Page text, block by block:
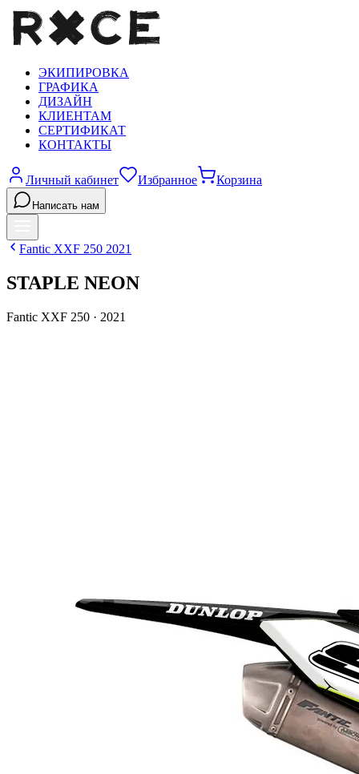
ЭКИПИРОВКА
ГРАФИКА
ДИЗАЙН
КЛИЕНТАМ
СЕРТИФИКАТ
КОНТАКТЫ
Личный кабинет Избранное Корзина
Написать нам
Fantic XXF 250 2021
STAPLE NEON
Fantic XXF 250 · 2021